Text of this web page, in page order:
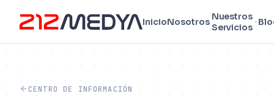
InicioNosotros Nuestros
Servicios
CENTRO DE INFORMACIÓN